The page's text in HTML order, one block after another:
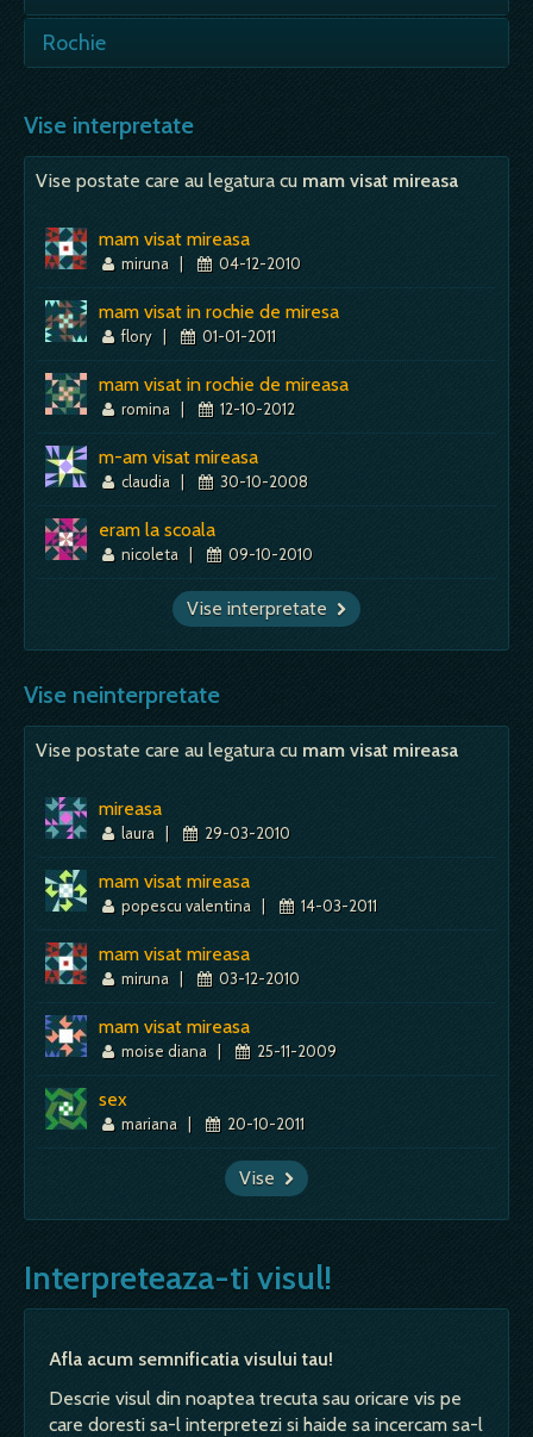
sociale, nevoia de a te supune unor reguli deja
incertitudini, lucruri tainuite sau nebanuite,
cunoscute; - alb…
Mai mult despre acest simbol: Dictionar de vise ~ Voal
Rochie
noroc, nu numai in dragoste, ci si in activitatea
de zi cu zi.…
Mai mult despre acest simbol: Dictionar de vise ~ Rochie
Vise interpretate
Vise postate care au legatura cu mam visat mireasa
mam visat mireasa
miruna | 04-12-2010
mam visat in rochie de miresa
flory | 01-01-2011
mam visat in rochie de mireasa
romina | 12-10-2012
m-am visat mireasa
claudia | 30-10-2008
eram la scoala
nicoleta | 09-10-2010
Vise interpretate
Vise neinterpretate
Vise postate care au legatura cu mam visat mireasa
mireasa
laura | 29-03-2010
mam visat mireasa
popescu valentina | 14-03-2011
mam visat mireasa
miruna | 03-12-2010
mam visat mireasa
moise diana | 25-11-2009
sex
mariana | 20-10-2011
Vise
Interpreteaza-ti visul!
Afla acum semnificatia visului tau!
Descrie visul din noaptea trecuta sau oricare vis pe
care doresti sa-l interpretezi si haide sa incercam sa-l